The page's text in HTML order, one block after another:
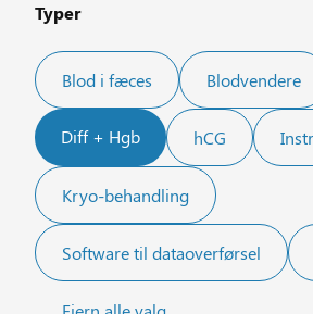
Typer
Blod i fæces Blodvendere
Diff + Hgb hCG
Kryo-behandling
Software til dataoverførsel